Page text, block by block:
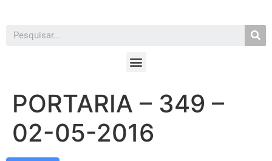
PORTARIA – 349 –
02-05-2016